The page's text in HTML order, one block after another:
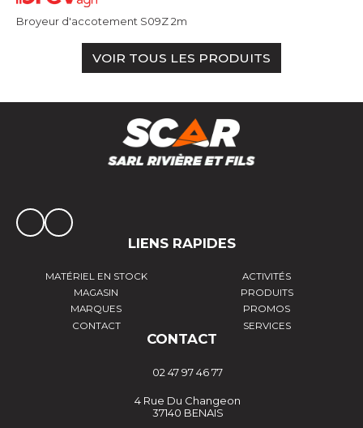
Broyeur d'accotement S09Z 2m
VOIR TOUS LES PRODUITS
LIENS RAPIDES
MATÉRIEL EN STOCK
ACTIVITÉS
MAGASIN
PRODUITS
MARQUES
PROMOS
CONTACT
SERVICES
CONTACT
02 47 97 46 77
4 Rue Du Changeon
37140 BENAIS